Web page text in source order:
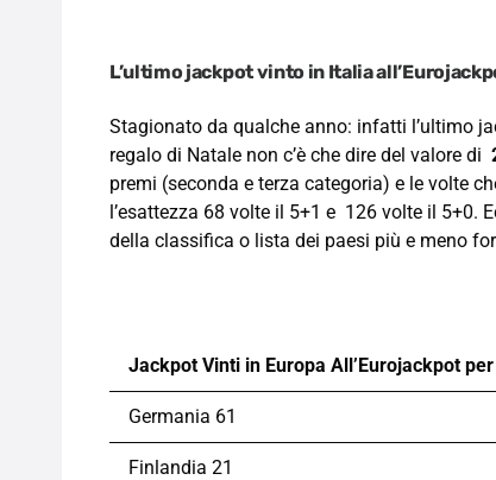
L’ultimo jackpot vinto in Italia
Stagionato da qualche anno: infatti l’ultimo
regalo di Natale non c’è che dire del valore di
premi (seconda e terza categoria) e le volte
l’esattezza 68 volte il 5+1 e 126 volte il 5+0.
della classifica o lista dei paesi più e meno
Jackpot Vinti in Europa All’Eurojackpot
Germania 61
Finlandia 21